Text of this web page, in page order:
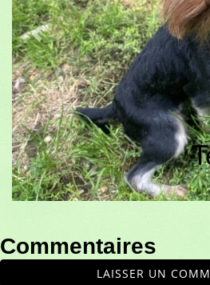
Previous
Commentaires
LAISSER UN